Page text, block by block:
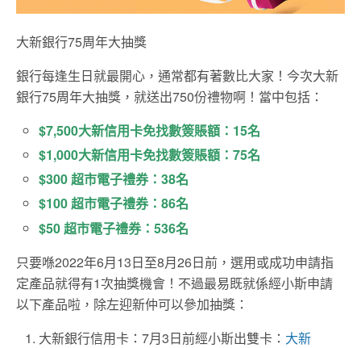
大新銀行75周年大抽獎
銀行每逢生日就最開心，通常都有著數比大家！今次大新
銀行75周年大抽獎，就送出750份禮物啊！當中包括：
$7,500大新信用卡免找數簽賬額：15名
$1,000大新信用卡免找數簽賬額：75名
$300 超市電子禮券：38名
$100 超市電子禮券：86名
$50 超市電子禮券：536名
只要喺2022年6月13日至8月26日前，選用或成功申請指
定產品就得有1次抽獎機會！不過最易既就係經小斯申請
以下產品啦，除左迎新仲可以參加抽獎：
大新銀行信用卡：7月3日前經小斯出雙卡： 大新